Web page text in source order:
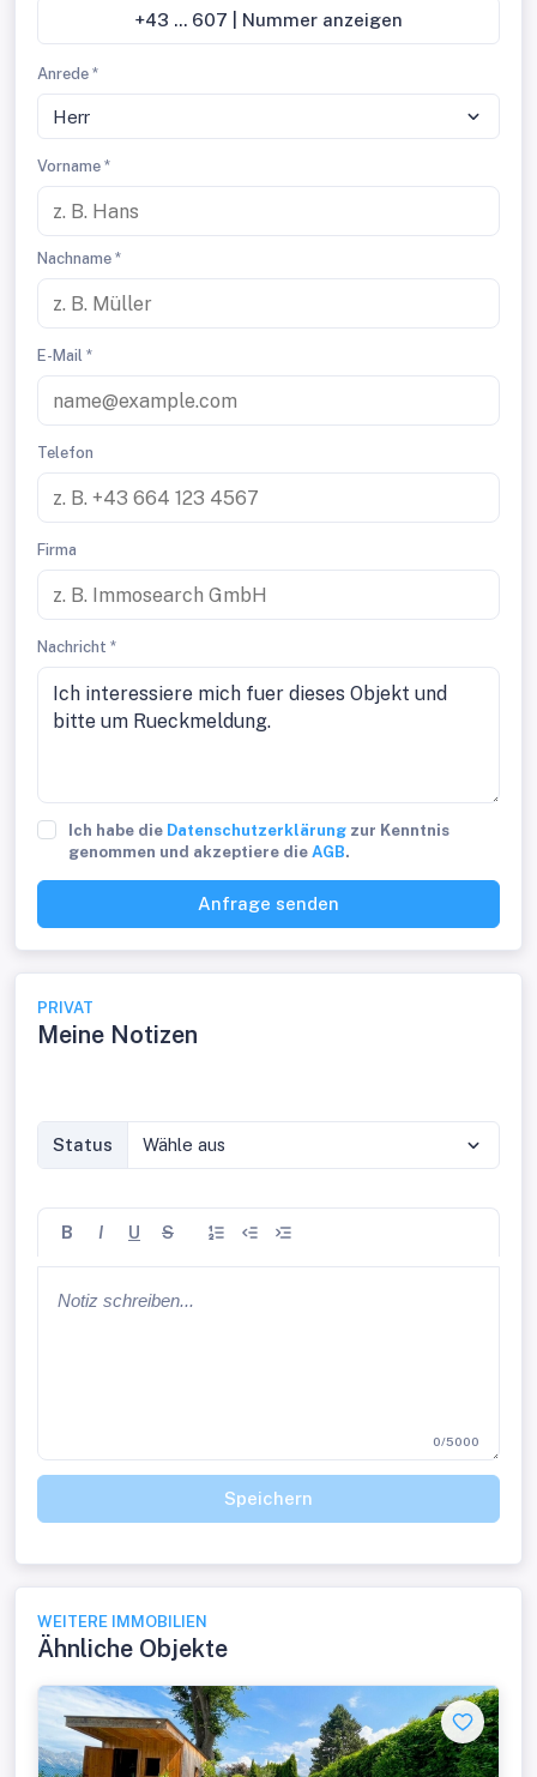
+43 ... 607 | Nummer anzeigen
Anrede *
Herr
Vorname *
Nachname *
E-Mail *
Telefon
Firma
Nachricht *
Ich habe die Datenschutzerklärung zur Kenntnis
genommen und akzeptiere die AGB.
Anfrage senden
PRIVAT
Meine Notizen
Status Wähle aus
B I U S
0/5000
Speichern
WEITERE IMMOBILIEN
Ähnliche Objekte